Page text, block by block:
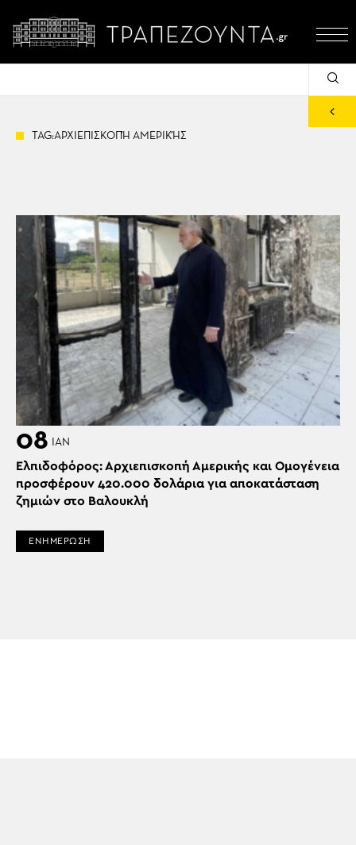
TAG:ΑΡΧΙΕΠΙΣΚΟΠΉ ΑΜΕΡΙΚΉΣ
08 ΙΑΝ
Ελπιδοφόρος: Αρχιεπισκοπή Αμερικής και Ομογένεια
προσφέρουν 420.000 δολάρια για αποκατάσταση
ζημιών στο Βαλουκλή
ΕΝΗΜΕΡΩΣΗ